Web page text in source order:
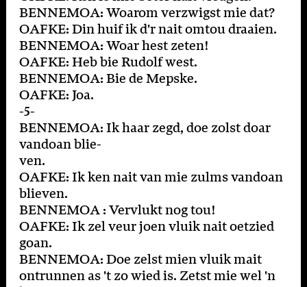
BENNEMOA: Woarom verzwigst mie dat?
OAFKE: Din huif ik d'r nait omtou draaien.
BENNEMOA: Woar hest zeten!
OAFKE: Heb bie Rudolf west.
BENNEMOA: Bie de Mepske.
OAFKE: Joa.
-5-
BENNEMOA: Ik haar zegd, doe zolst doar
vandoan blie-
ven.
OAFKE: Ik ken nait van mie zulms vandoan
blieven.
BENNEMOA : Vervlukt nog tou!
OAFKE: Ik zel veur joen vluik nait oetzied
goan.
BENNEMOA: Doe zelst mien vluik mait
ontrunnen as 't zo wied is. Zetst mie wel 'n